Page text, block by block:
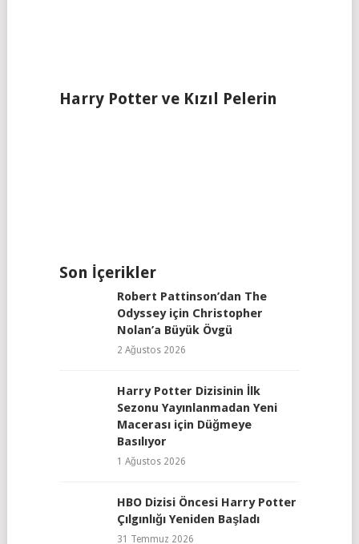
Harry Potter ve Kızıl Pelerin
Son İçerikler
Robert Pattinson’dan The
Odyssey için Christopher
Nolan’a Büyük Övgü
2 Ağustos 2026
Harry Potter Dizisinin İlk
Sezonu Yayınlanmadan Yeni
Macerası için Düğmeye
Basılıyor
1 Ağustos 2026
HBO Dizisi Öncesi Harry Potter
Çılgınlığı Yeniden Başladı
31 Temmuz 2026